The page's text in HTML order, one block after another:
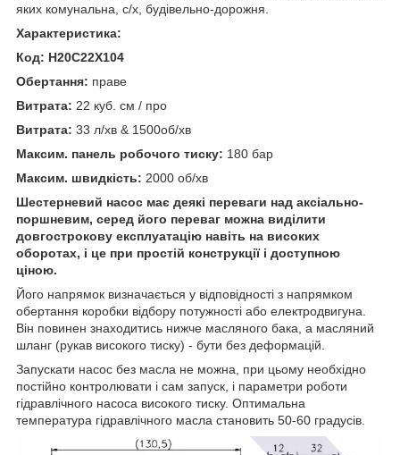
яких комунальна, с/х, будівельно-дорожня.
Характеристика:
Код: H20C22X104
Обертання: праве
Витрата: 22 куб. см / про
Витрата: 33 л/хв & 1500об/хв
Максим. панель робочого тиску: 180 бар
Максим. швидкість: 2000 об/хв
Шестерневий насос має деякі переваги над аксіально-
поршневим, серед його переваг можна виділити
довгострокову експлуатацію навіть на високих
оборотах, і це при простій конструкції і доступною
ціною.
Його напрямок визначається у відповідності з напрямком
обертання коробки відбору потужності або електродвигуна.
Він повинен знаходитись нижче масляного бака, а масляний
шланг (рукав високого тиску) - бути без деформацій.
Запускати насос без масла не можна, при цьому необхідно
постійно контролювати і сам запуск, і параметри роботи
гідравлічного насоса високого тиску. Оптимальна
температура гідравлічного масла становить 50-60 градусів.